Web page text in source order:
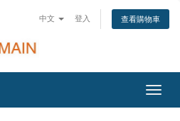
中文 登入 查看購物車
切
換